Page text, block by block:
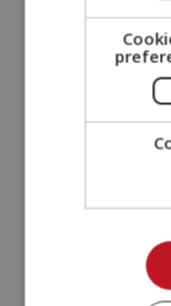
negociaciones
condiciones
¿Qué
Para
universitarios
humano,
relaciones